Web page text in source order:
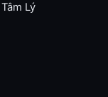
Tâm Lý